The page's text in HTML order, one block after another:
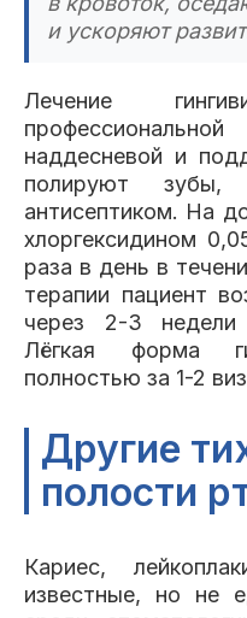
и ускоряют
Лечение
наддесневой и
полируют зубы,
антисептиком. На
хлоргексидином
раза в день в
терапии пациент
через 2-3 недели
Лёгкая форма
полностью за 1-2
Другие
полости
Кариес,
известные, но не